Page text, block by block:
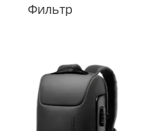
Фильтр